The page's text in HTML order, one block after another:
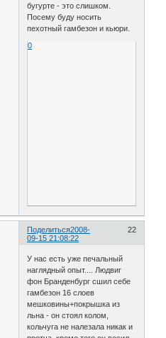
бугурте - это слишком.
Посему буду носить
пехотный гамбезон и кьюри.
0
Поделиться 22
2008-
09-15 21:08:22
У нас есть уже печальный
наглядный опыт.... Людвиг
фон Бранденбург сшил себе
гамбезон 16 слоев
мешковины+покрышка из
льна - он стоял колом,
кольчуга не налезала никак и